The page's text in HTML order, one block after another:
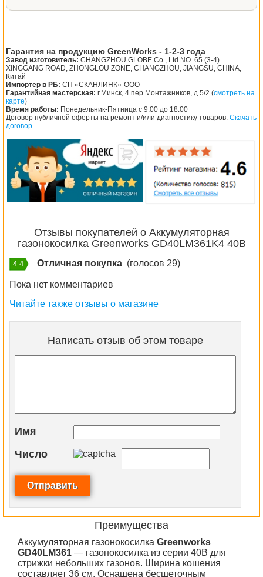
Гарантия на продукцию GreenWorks - 1-2-3 года
Завод изготовитель: CHANGZHOU GLOBE Co., Ltd NO. 65 (3-4)
XINGGANG ROAD, ZHONGLOU ZONE, CHANGZHOU, JIANGSU, CHINA,
Китай
Импортер в РБ: СП «СКАНЛИНК»-ООО
Гарантийная мастерская: г.Минск, 4 пер.Монтажников, д.5/2 (смотреть на
карте)
Время работы: Понедельник-Пятница с 9.00 до 18.00
Договор публичной оферты на ремонт и/или диагностику товаров. Скачать
договор
Отзывы покупателей о Аккумуляторная
газонокосилка Greenworks GD40LM361K4 40В
4.4 Отличная покупка (голосов 29)
Пока нет комментариев
Читайте также отзывы о магазине
Написать отзыв об этом товаре
Имя
Число
Преимущества
Аккумуляторная газонокосилка Greenworks
GD40LM361 — газонокосилка из серии 40В для
стрижки небольших газонов. Ширина кошения
составляет 36 см. Оснащена бесщеточным